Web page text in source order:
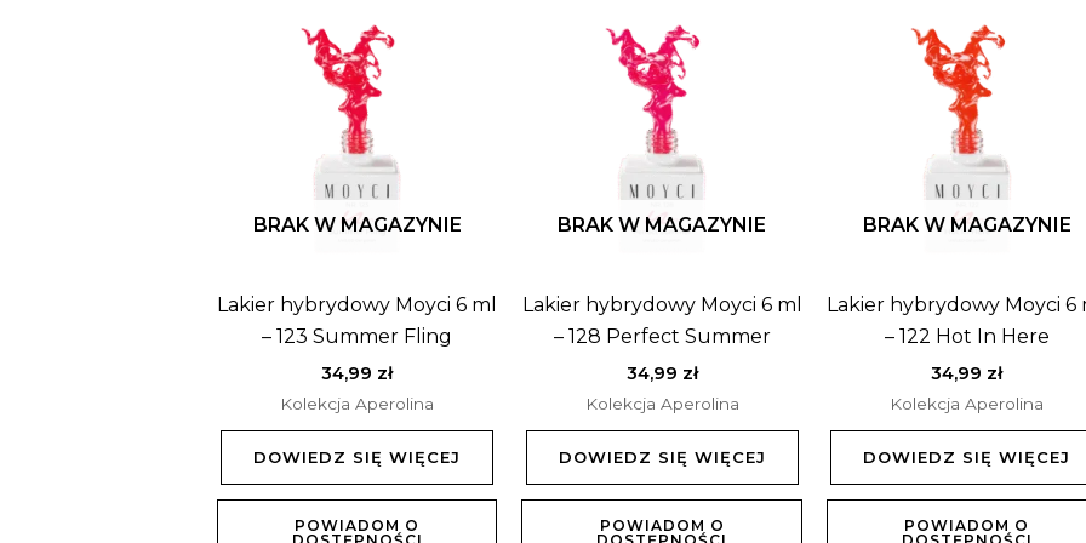
BRAK W MAGAZYNIE
Lakier hybrydowy Moyci 6 ml
– 123 Summer Fling
34,99 zł
Kolekcja Aperolina
DOWIEDZ SIĘ WIĘCEJ
POWIADOM O
BRAK W MAGAZYNIE
Lakier hybrydowy Moyci 6 ml
– 128 Perfect Summer
34,99 zł
Kolekcja Aperolina
DOWIEDZ SIĘ WIĘCEJ
POWIADOM O
BRAK W MAGAZYNIE
Lakier hybrydowy Moyci 6
– 122 Hot In Here
34,99 zł
Kolekcja Aperolina
DOWIEDZ SIĘ WIĘCEJ
POWIADOM O